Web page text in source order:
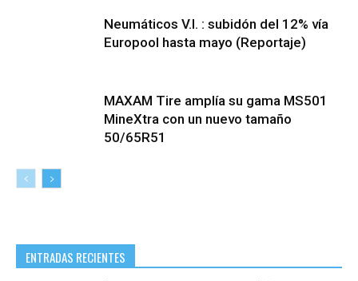
Neumáticos V.I. : subidón del 12% vía
Europool hasta mayo (Reportaje)
MAXAM Tire amplía su gama MS501
MineXtra con un nuevo tamaño
50/65R51
ENTRADAS RECIENTES